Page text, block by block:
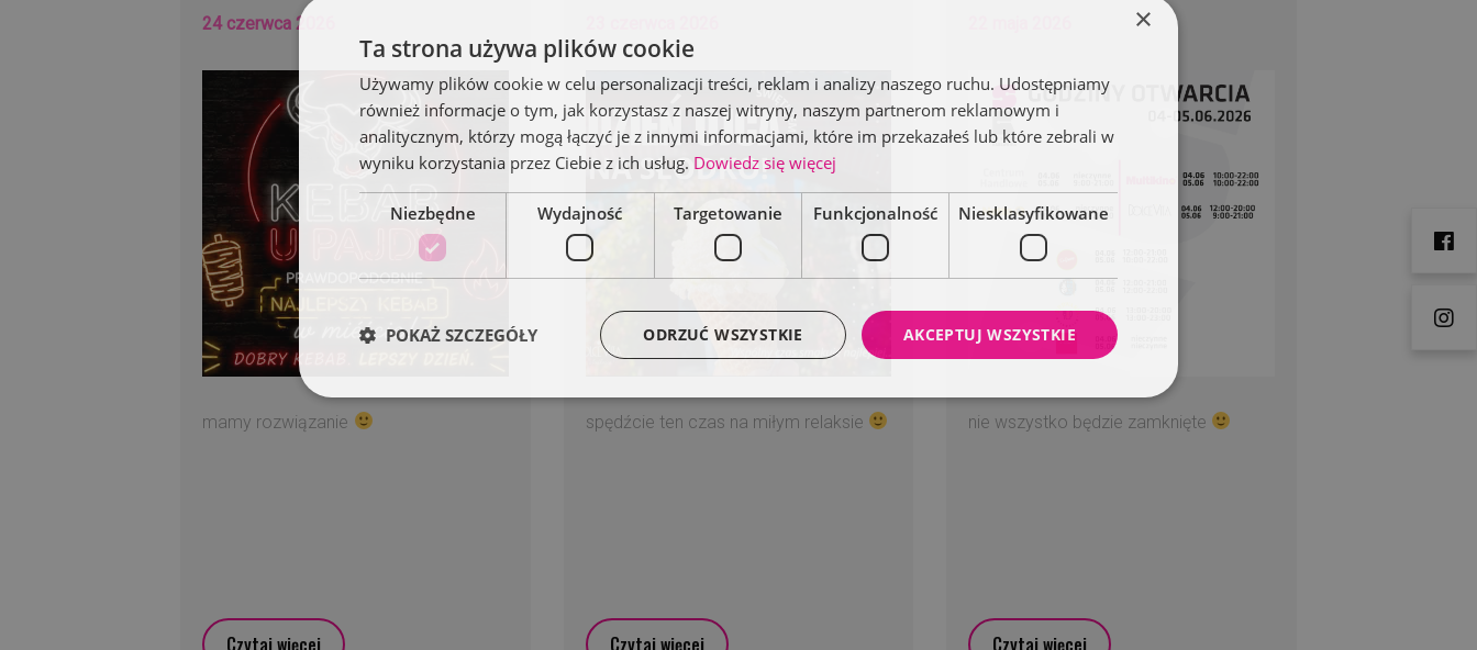
24 czerwca 2026
mamy rozwiązanie
Czytaj więcej
spędźcie ten czas na miłym relaksie
Czytaj więcej
nie wszystko będzie zamknięte
Czytaj więcej
×
Ta strona używa plików cookie
Używamy plików cookie w celu personalizacji treści, reklam i analizy naszego ruchu. Udostępniamy
również informacje o tym, jak korzystasz z naszej witryny, naszym partnerom reklamowym i
analitycznym, którzy mogą łączyć je z innymi informacjami, które im przekazałeś lub które zebrali w
wyniku korzystania przez Ciebie z ich usług. Dowiedz się więcej
Niezbędne Wydajność Targetowanie Funkcjonalność Niesklasyfikowane
AKCEPTUJ WSZYSTKIE
ODRZUĆ WSZYSTKIE
POKAŻ SZCZEGÓŁY